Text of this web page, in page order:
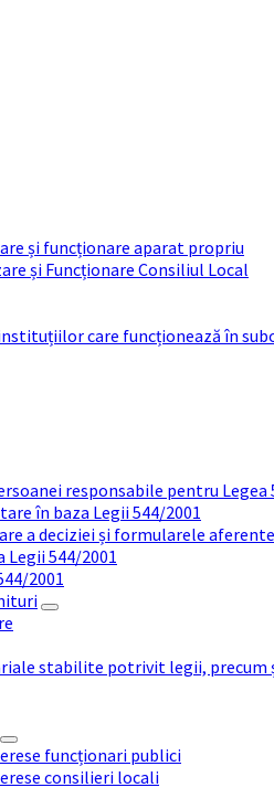
și funcționare aparat propriu
și Funcționare Consiliul Local
care funcționează în
responsabile pentru Legea
în baza Legii 544/2001
a deciziei și formularele
Legii 544/2001
2001
stabilite potrivit legii, precum
funcționari publici
consilieri locali